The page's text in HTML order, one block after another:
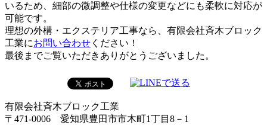
いるため、細部の微調整や仕様の変更などにも柔軟に対応が
可能です。
理想の外構・エクステリア工事なら、有限会社斉木ブロック
工業にお問い合わせ ください！
最後までご覧いただきありがとうございました。
有限会社斉木ブロック工業
〒471-0006 愛知県豊田市市木町1丁目8－1